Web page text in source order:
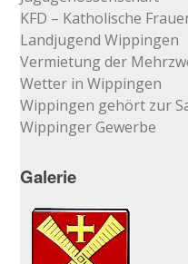
KFD – Katholische
Landjugend Wippingen
Vermietung der
Wetter in Wippingen
Wippingen gehört zur
Wippinger Gewerbe
Galerie